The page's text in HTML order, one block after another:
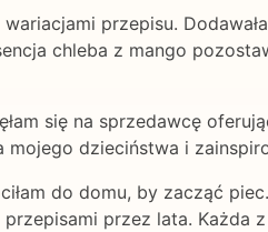
przepisu.
chleba z mango
się na sprzedawcę
dzieciństwa i
do domu, by zacząć
przez lata. Każda